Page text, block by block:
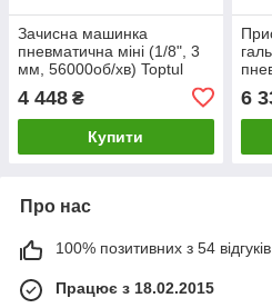
Зачисна машинка
пневматична міні (1/8", 3
мм, 56000об/хв) Toptul
4 448 ₴
Купити
6
Про нас
100% позитивних з 54 відгуків
Працює з 18.02.2015